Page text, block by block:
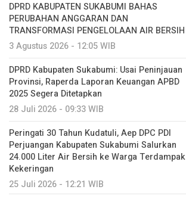
DPRD KABUPATEN SUKABUMI BAHAS
PERUBAHAN ANGGARAN DAN
TRANSFORMASI PENGELOLAAN AIR BERSIH
3 Agustus 2026 - 12:05 WIB
DPRD Kabupaten Sukabumi: Usai Peninjauan
Provinsi, Raperda Laporan Keuangan APBD
2025 Segera Ditetapkan
28 Juli 2026 - 09:33 WIB
Peringati 30 Tahun Kudatuli, Aep DPC PDI
Perjuangan Kabupaten Sukabumi Salurkan
24.000 Liter Air Bersih ke Warga Terdampak
Kekeringan
25 Juli 2026 - 12:21 WIB